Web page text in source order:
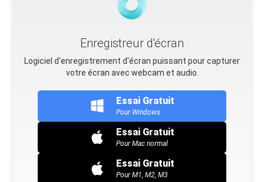
Enregistreur d'écran
Logiciel d'enregistrement d'écran puissant pour capturer
votre écran avec webcam et audio.
Essai Gratuit
Pour Windows
Essai Gratuit
Pour Mac normal
Essai Gratuit
Pour M1, M2, M3